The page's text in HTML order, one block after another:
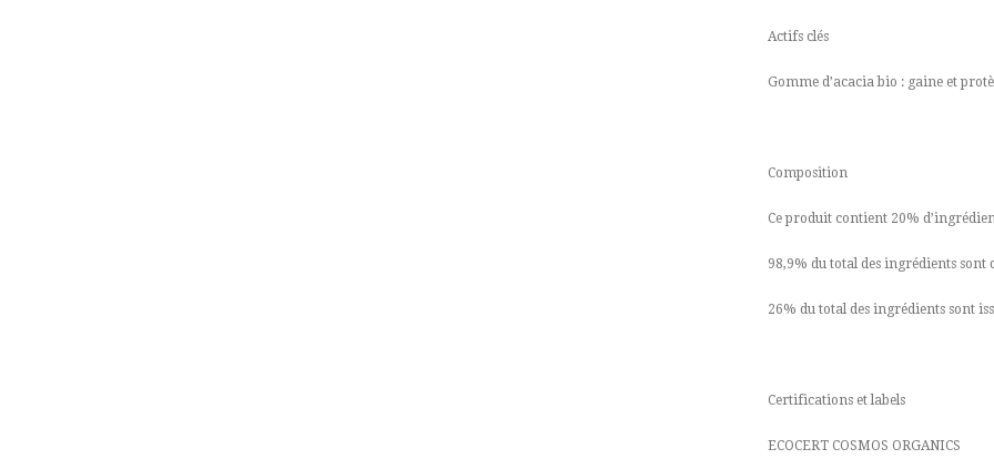
Actifs clés
Gomme d’acacia bio : gaine et
Composition
Ce produit contient 20%
98,9% du total des ingrédients sont
26% du total des ingrédients sont
Certifications et labels
ECOCERT COSMOS ORGANICS